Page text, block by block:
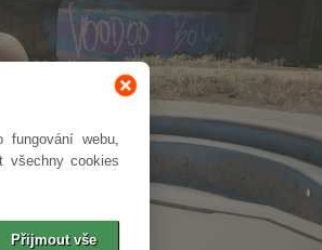
fungování webu,
všechny cookies
Přijmout vše